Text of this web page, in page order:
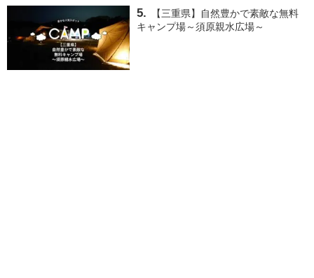
【三重県】自然豊かで素敵な無料
キャンプ場～須原親水広場～